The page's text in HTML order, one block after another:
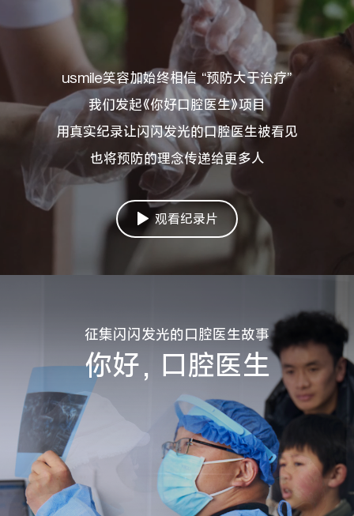
usmile笑容加始终相信 “预防大于治疗”
我们发起《你好口腔医生》项目
用真实纪录让闪闪发光的口腔医生被看见
也将预防的理念传递给更多人
观看纪录片
征集闪闪发光的口腔医生故事
你好，口腔医生